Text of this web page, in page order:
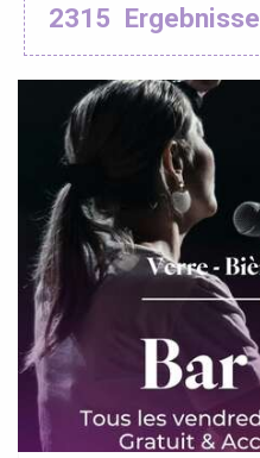
2315 Ergebnisse